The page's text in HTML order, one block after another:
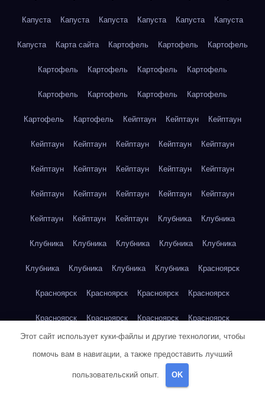
Капуста Капуста Капуста Капуста Капуста Капуста
Капуста Карта сайта Картофель Картофель Картофель
Картофель Картофель Картофель Картофель
Картофель Картофель Картофель Картофель
Картофель Картофель Кейптаун Кейптаун Кейптаун
Кейптаун Кейптаун Кейптаун Кейптаун Кейптаун
Кейптаун Кейптаун Кейптаун Кейптаун Кейптаун
Кейптаун Кейптаун Кейптаун Кейптаун Кейптаун
Кейптаун Кейптаун Кейптаун Клубника Клубника
Клубника Клубника Клубника Клубника Клубника
Клубника Клубника Клубника Клубника Красноярск
Красноярск Красноярск Красноярск Красноярск
Красноярск Красноярск Красноярск Красноярск
Красноярск Красноярск Красноярск
Кукуруза
Этот сайт использует куки-файлы и другие технологии, чтобы
помочь вам в навигации, а также предоставить лучший
пользовательский опыт. OK